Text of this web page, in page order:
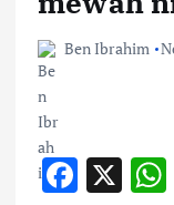
Ben Ibrahim
F X